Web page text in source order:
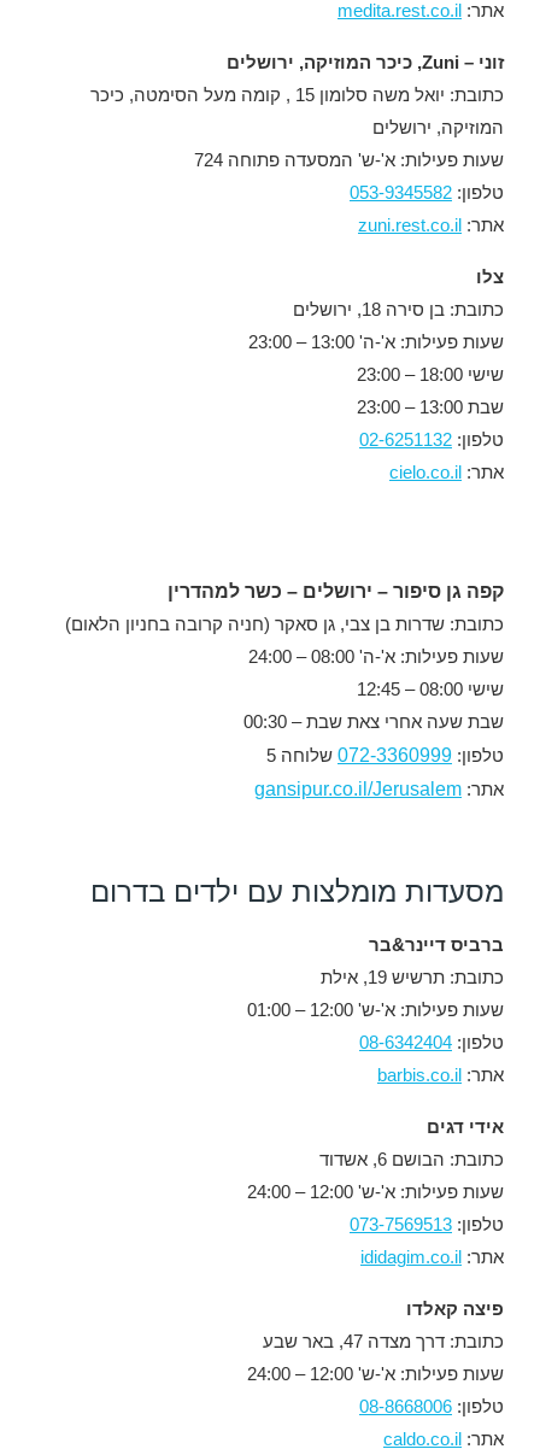
אתר: medita.rest.co.il
זוני – Zuni, כיכר המוזיקה, ירושלים
כתובת: יואל משה סלומון 15 , קומה מעל הסימטה, כיכר
המוזיקה, ירושלים
שעות פעילות: א'-ש' המסעדה פתוחה 724
טלפון: 053-9345582
אתר: zuni.rest.co.il
צלו
כתובת: בן סירה 18, ירושלים
שעות פעילות: א'-ה' 13:00 – 23:00
שישי 18:00 – 23:00
שבת 13:00 – 23:00
טלפון: 02-6251132
אתר: cielo.co.il
קפה גן סיפור – ירושלים – כשר למהדרין
כתובת: שדרות בן צבי, גן סאקר (חניה קרובה בחניון הלאום)
שעות פעילות: א'-ה' 08:00 – 24:00
שישי 08:00 – 12:45
שבת שעה אחרי צאת שבת – 00:30
טלפון: 072-3360999 שלוחה 5
אתר: gansipur.co.il/Jerusalem
מסעדות מומלצות עם ילדים בדרום
ברביס דיינר&בר
כתובת: תרשיש 19, אילת
שעות פעילות: א'-ש' 12:00 – 01:00
טלפון: 08-6342404
אתר: barbis.co.il
אידי דגים
כתובת: הבושם 6, אשדוד
שעות פעילות: א'-ש' 12:00 – 24:00
טלפון: 073-7569513
אתר: ididagim.co.il
פיצה קאלדו
כתובת: דרך מצדה 47, באר שבע
שעות פעילות: א'-ש' 12:00 – 24:00
טלפון: 08-8668006
אתר: caldo.co.il